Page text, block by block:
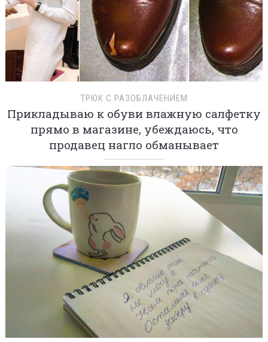
ТРЮК С РАЗОБЛАЧЕНИЕМ
Прикладываю к обуви влажную салфетку
прямо в магазине, убеждаюсь, что
продавец нагло обманывает